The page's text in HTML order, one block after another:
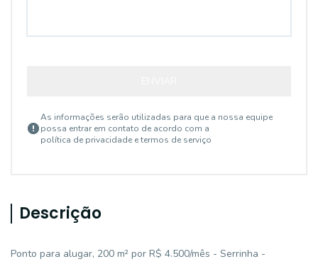
As informações serão utilizadas para que a nossa equipe
possa entrar em contato de acordo com a
política de privacidade e termos de serviço
Descrição
Ponto para alugar, 200 m² por R$ 4.500/mês - Serrinha -